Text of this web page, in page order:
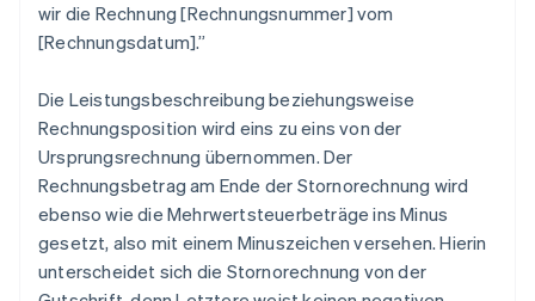
wir die Rechnung [Rechnungsnummer] vom
[Rechnungsdatum].”
Die Leistungsbeschreibung beziehungsweise
Rechnungsposition wird eins zu eins von der
Ursprungsrechnung übernommen. Der
Rechnungsbetrag am Ende der Stornorechnung wird
ebenso wie die Mehrwertsteuerbeträge ins Minus
gesetzt, also mit einem Minuszeichen versehen. Hierin
unterscheidet sich die Stornorechnung von der